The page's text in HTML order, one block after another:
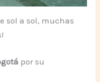
sol a sol, muchas
por su